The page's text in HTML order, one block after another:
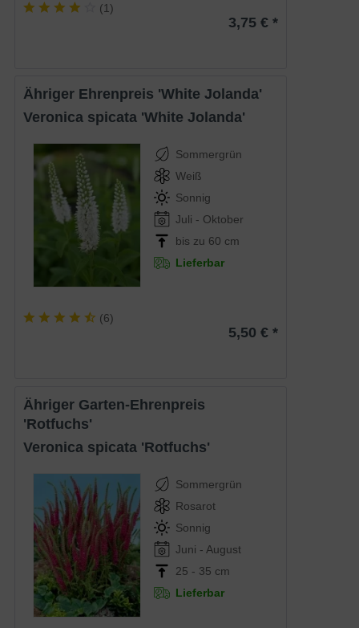
(1)
3,75 € *
Ähriger Ehrenpreis 'White Jolanda'
Veronica spicata 'White Jolanda'
Sommergrün
Weiß
Sonnig
Juli - Oktober
bis zu 60 cm
Lieferbar
(6)
5,50 € *
Ähriger Garten-Ehrenpreis
'Rotfuchs'
Veronica spicata 'Rotfuchs'
Sommergrün
Rosarot
Sonnig
Juni - August
25 - 35 cm
Lieferbar